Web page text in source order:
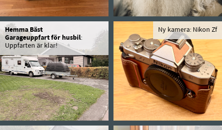
Hemma Bäst
Garageuppfart för husbil:
Uppfarten är klar!
Ny kamera: Nikon Zf